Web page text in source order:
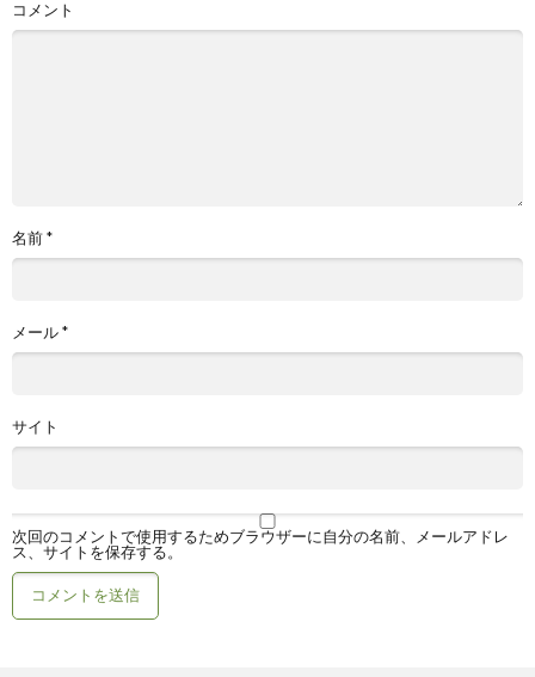
コメント
名前*
メール*
サイト
次回のコメントで使用するためブラウザーに自分の名前、メールアドレ
ス、サイトを保存する。